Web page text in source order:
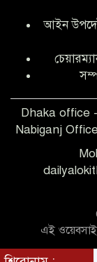
আইন
Dhaka office
Nabiganj
এই